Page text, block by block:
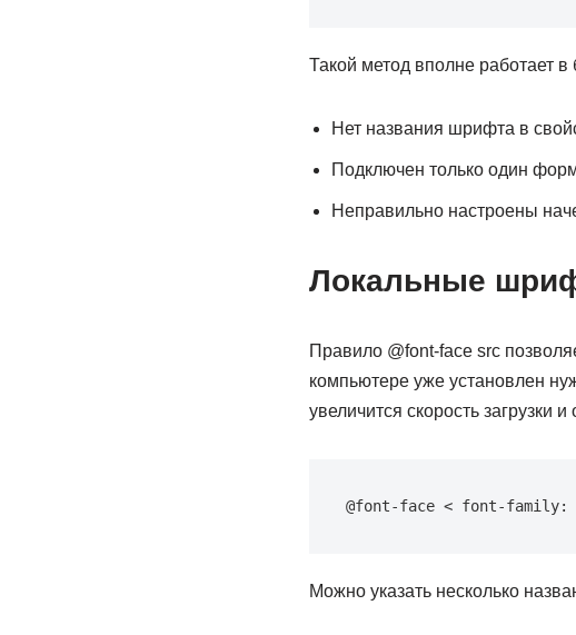
Такой метод вполне работает
Нет названия шрифта в
Подключен только один
Неправильно настроены
Локальные
Правило @font-face src
компьютере уже установлен
увеличится скорость загрузки
@font-face < font-
Можно указать несколько